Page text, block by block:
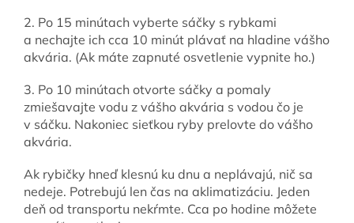
2. Po 15 minútach vyberte sáčky s rybkami
a nechajte ich cca 10 minút plávať na hladine vášho
akvária. (Ak máte zapnuté osvetlenie vypnite ho.)
3. Po 10 minútach otvorte sáčky a pomaly
zmiešavajte vodu z vášho akvária s vodou čo je
v sáčku. Nakoniec sieťkou ryby prelovte do vášho
akvária.
Ak rybičky hneď klesnú ku dnu a neplávajú, nič sa
nedeje. Potrebujú len čas na aklimatizáciu. Jeden
deň od transportu nekŕmte. Cca po hodine môžete